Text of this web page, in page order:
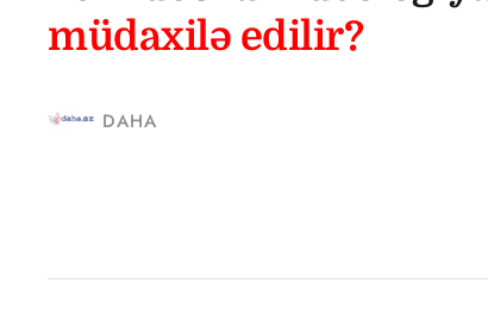
müdaxilə edilir?
DAHA